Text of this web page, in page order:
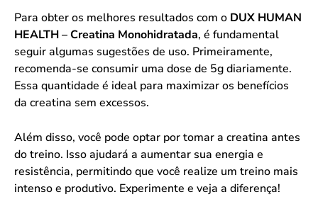
Para obter os melhores resultados com o DUX HUMAN
HEALTH – Creatina Monohidratada, é fundamental
seguir algumas sugestões de uso. Primeiramente,
recomenda-se consumir uma dose de 5g diariamente.
Essa quantidade é ideal para maximizar os benefícios
da creatina sem excessos.
Além disso, você pode optar por tomar a creatina antes
do treino. Isso ajudará a aumentar sua energia e
resistência, permitindo que você realize um treino mais
intenso e produtivo. Experimente e veja a diferença!